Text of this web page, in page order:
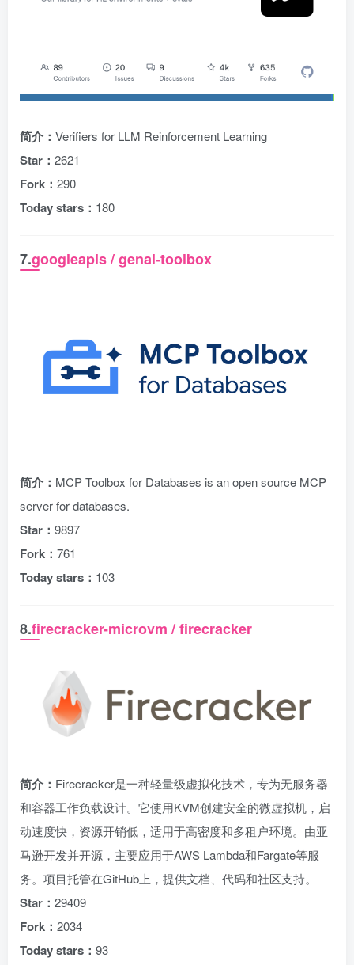
简介： Verifiers for LLM Reinforcement Learning
Star： 2621
Fork： 290
Today stars： 180
7.googleapis / genai-toolbox
简介： MCP Toolbox for Databases is an open source MCP
server for databases.
Star： 9897
Fork： 761
Today stars： 103
8.firecracker-microvm / firecracker
简介： Firecracker是一种轻量级虚拟化技术，专为无服务器
和容器工作负载设计。它使用KVM创建安全的微虚拟机，启
动速度快，资源开销低，适用于高密度和多租户环境。由亚
马逊开发并开源，主要应用于AWS Lambda和Fargate等服
务。项目托管在GitHub上，提供文档、代码和社区支持。
Star： 29409
Fork： 2034
Today stars： 93